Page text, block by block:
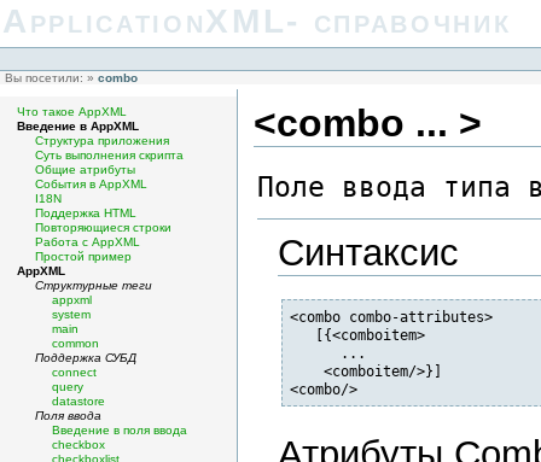
ApplicationXML- справочник
Вы посетили: » combo
Что такое AppXML
Введение в AppXML
Структура приложения
Суть выполнения скрипта
Общие атрибуты
События в AppXML
I18N
Поддержка HTML
Повторяющиеся строки
Работа с AppXML
Простой пример
AppXML
Структурные теги
appxml
system
main
common
Поддержка СУБД
connect
query
datastore
Поля ввода
Введение в поля ввода
checkbox
checkboxlist
<combo ... >
Поле ввода типа
Синтаксис
<combo combo-attributes>
   [{<comboitem>
      ...
    <comboitem/>}]
<combo/>